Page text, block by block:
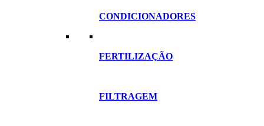
CONDICIONADORES
FERTILIZAÇÃO
FILTRAGEM